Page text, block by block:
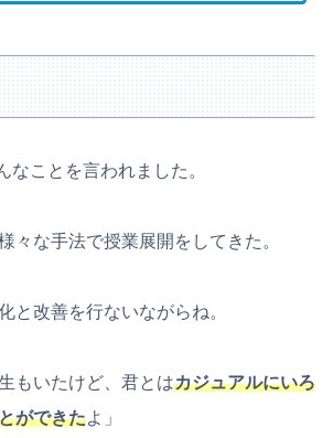
なことを言われました。
々な手法で授業展開をしてきた。
と改善を行ないながらね。
もいたけど、君とはカジュアルにいろ
ができたよ」